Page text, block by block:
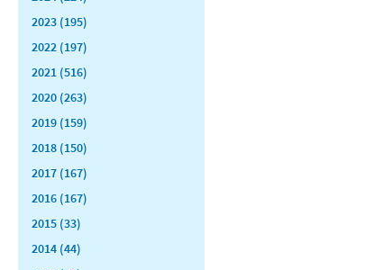
2023 (195)
2022 (197)
2021 (516)
2020 (263)
2019 (159)
2018 (150)
2017 (167)
2016 (167)
2015 (33)
2014 (44)